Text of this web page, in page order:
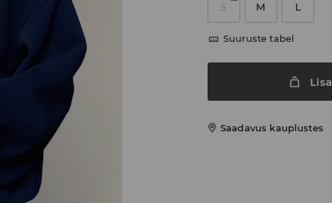
S M L
Suuruste tabel
Lisa
Saadavus kauplustes